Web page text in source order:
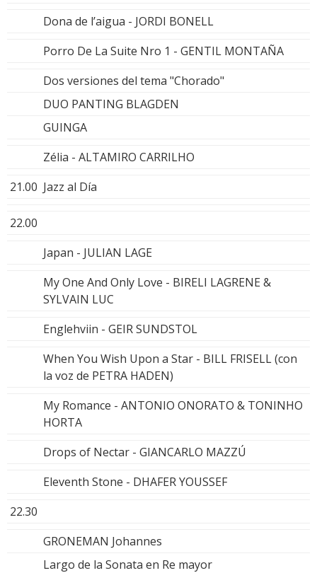
Dona de l’aigua - JORDI BONELL
Porro De La Suite Nro 1 - GENTIL MONTAÑA
Dos versiones del tema "Chorado"
DUO PANTING BLAGDEN
GUINGA
Zélia - ALTAMIRO CARRILHO
21.00 Jazz al Día
22.00
Japan - JULIAN LAGE
My One And Only Love - BIRELI LAGRENE &
SYLVAIN LUC
Englehviin - GEIR SUNDSTOL
When You Wish Upon a Star - BILL FRISELL (con
la voz de PETRA HADEN)
My Romance - ANTONIO ONORATO & TONINHO
HORTA
Drops of Nectar - GIANCARLO MAZZÚ
Eleventh Stone - DHAFER YOUSSEF
22.30
GRONEMAN Johannes
Largo de la Sonata en Re mayor